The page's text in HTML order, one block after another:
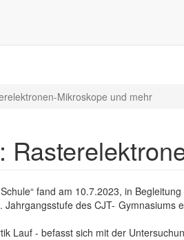
Mikroskope und mehr
fand am 10.7.2023, in
des CJT-
Lauf - befasst sich mit der